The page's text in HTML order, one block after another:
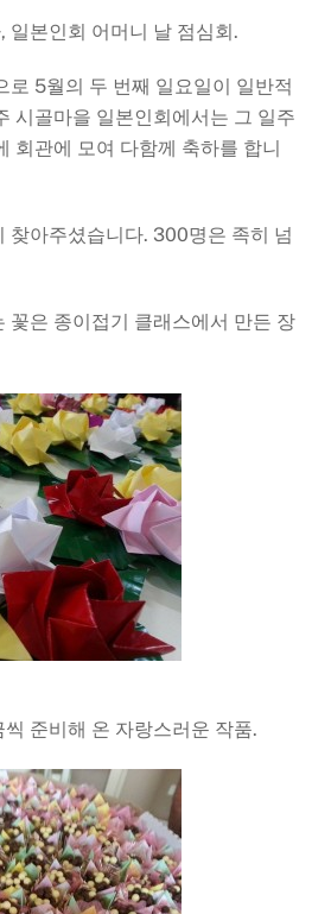
일본인회 어머니 날 점심회.
로 5월의 두 번째 일요일이 일반적
시골마을 일본인회에서는 그 일주
회관에 모여 다함께 축하를 합니
찾아주셨습니다. 300명은 족히 넘
꽃은 종이접기 클래스에서 만든 장
준비해 온 자랑스러운 작품.